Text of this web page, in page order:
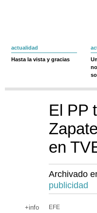
actualidad
Hasta la vista y gracias
El PP
en
Archivado
publicidad
+info
EFE